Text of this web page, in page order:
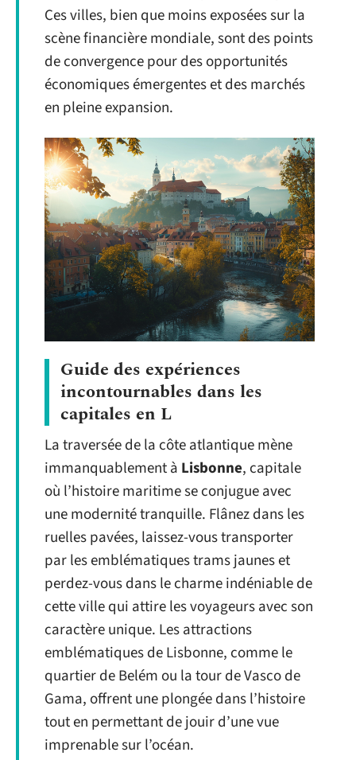
Ces villes, bien que moins exposées sur la
scène financière mondiale, sont des points
de convergence pour des opportunités
économiques émergentes et des marchés
en pleine expansion.
Guide des expériences
incontournables dans les
capitales en L
La traversée de la côte atlantique mène
immanquablement à Lisbonne, capitale
où l’histoire maritime se conjugue avec
une modernité tranquille. Flânez dans les
ruelles pavées, laissez-vous transporter
par les emblématiques trams jaunes et
perdez-vous dans le charme indéniable de
cette ville qui attire les voyageurs avec son
caractère unique. Les attractions
emblématiques de Lisbonne, comme le
quartier de Belém ou la tour de Vasco de
Gama, offrent une plongée dans l’histoire
tout en permettant de jouir d’une vue
imprenable sur l’océan.